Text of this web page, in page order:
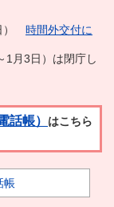
） 時間外交付に
1月3日）は閉庁し
話帳） はこちら
帳